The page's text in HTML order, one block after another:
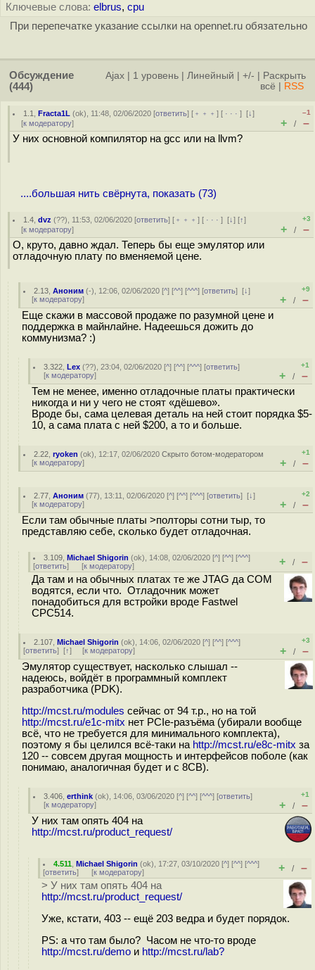
Ключевые слова: elbrus, cpu
При перепечатке указание ссылки на opennet.ru обязательно
Обсуждение
(444)
Ajax 1 уровень Линейный +/-
Раскрыть
всё
RSS
1.1 ,Fracta1L (ok), 11:48, 02/06/2020 [ответить] [ ﹢﹢﹢] [ · · ·][↓]
[к модератору]
–1
+ / –
У них основной компилятор на gcc или на llvm?
....большая нить свёрнута, показать (73)
1.4 ,dvz (??), 11:53, 02/06/2020 [ответить] [ ﹢﹢﹢] [ · · ·][↓] [↑]
[к модератору]
+3
+ / –
О, круто, давно ждал. Теперь бы еще эмулятор или
отладочную плату по вменяемой цене.
2.13 ,Аноним (-), 12:06, 02/06/2020 [^] [^^] [^^^] [ответить][↓]
[к модератору]
+9
+ / –
Еще скажи в массовой продаже по разумной цене и
поддержка в майнлайне. Надеешься дожить до
коммунизма? :)
3.322 ,Lex (??), 23:04, 02/06/2020 [^] [^^] [^^^] [ответить]
[к модератору]
+1
+ / –
Тем не менее, именно отладочные платы практически
никогда и ни у чего не стоят «дёшево».
Вроде бы, сама целевая деталь на ней стоит порядка $5-
10, а сама плата с ней $200, а то и больше.
2.22 ,ryoken (ok), 12:17, 02/06/2020Скрыто ботом-модератором
[к модератору]
+1
+ / –
2.77 ,Аноним (77), 13:11, 02/06/2020 [^] [^^] [^^^] [ответить][↓]
[к модератору]
+2
+ / –
Если там обычные платы >полторы сотни тыр, то
представляю себе, сколько будет отладочная.
3.109 ,Michael Shigorin (ok), 14:08, 02/06/2020 [^] [^^] [^^^]
[ответить] [к модератору] + / –
Да там и на обычных платах те же JTAG да COM
водятся, если что. Отладочник может
понадобиться для встройки вроде Fastwel
CPC514.
2.107 ,Michael Shigorin (ok), 14:06, 02/06/2020 [^] [^^] [^^^]
[ответить] [↑] [к модератору]
+3
+ / –
Эмулятор существует, насколько слышал --
надеюсь, войдёт в программный комплект
разработчика (PDK).
http://mcst.ru/modules сейчас от 94 т.р., но на той
http://mcst.ru/e1c-mitx нет PCIe-разъёма (убирали вообще
всё, что не требуется для минимального комплекта),
поэтому я бы целился всё-таки на http://mcst.ru/e8c-mitx за
120 -- совсем другая мощность и интерфейсов поболе (как
понимаю, аналогичная будет и с 8СВ).
3.406 ,erthink (ok), 14:06, 03/06/2020 [^] [^^] [^^^] [ответить]
[к модератору]
+1
+ / –
У них там опять 404 на
http://mcst.ru/product_request/
4.511 ,Michael Shigorin (ok), 17:27, 03/10/2020 [^] [^^] [^^^]
[ответить] [к модератору] + / –
> У них там опять 404 на
http://mcst.ru/product_request/
Уже, кстати, 403 -- ещё 203 ведра и будет порядок.
PS: а что там было? Часом не что-то вроде
http://mcst.ru/demo и http://mcst.ru/lab?